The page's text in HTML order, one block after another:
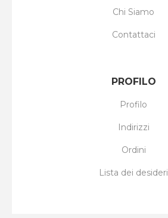
Chi Siamo
Contattaci
PROFILO
Profilo
Indirizzi
Ordini
Lista dei desideri